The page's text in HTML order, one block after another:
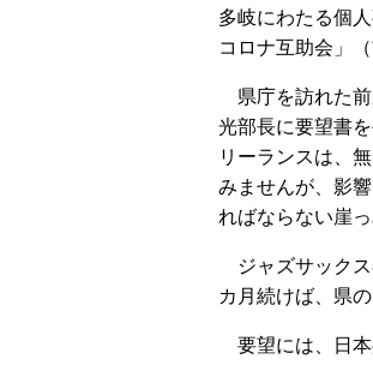
多岐にわたる個
コロナ互助会」
県庁を訪れた前
光部長に要望書
リーランスは、
みませんが、影
ればならない崖
ジャズサックス
カ月続けば、県
要望には、日本